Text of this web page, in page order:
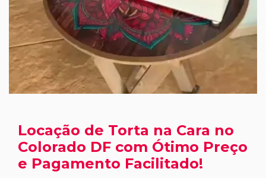
Locação de Torta na Cara no
Colorado DF com Ótimo Preço
e Pagamento Facilitado!